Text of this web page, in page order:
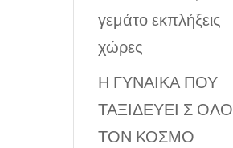
γεμάτο εκπλήξεις
χώρες
Η ΓΥΝΑΙΚΑ ΠΟΥ
ΤΑΞΙΔΕΥΕΙ Σ ΟΛΟ
ΤΟΝ ΚΟΣΜΟ